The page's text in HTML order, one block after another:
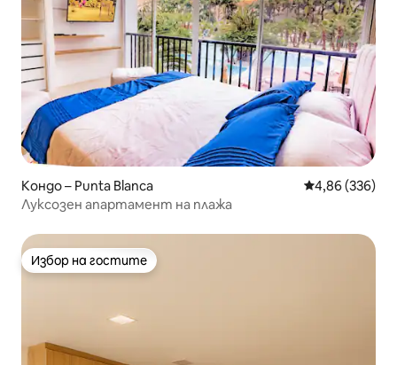
Кондо – Punta Blanca Средна
4,86 (336)
Луксозен апартамент на плажа
Избор на гостите
Избор на гостите